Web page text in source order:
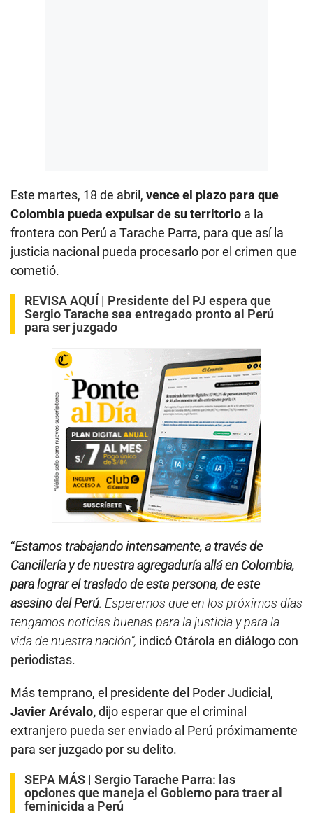
Este martes, 18 de abril, vence el plazo para que
Colombia pueda expulsar de su territorio a la
frontera con Perú a Tarache Parra, para que así la
justicia nacional pueda procesarlo por el crimen que
cometió.
REVISA AQUÍ | Presidente del PJ espera que
Sergio Tarache sea entregado pronto al Perú
para ser juzgado
“Estamos trabajando intensamente, a través de
Cancillería y de nuestra agregaduría allá en Colombia,
para lograr el traslado de esta persona, de este
asesino del Perú. Esperemos que en los próximos días
tengamos noticias buenas para la justicia y para la
vida de nuestra nación”, indicó Otárola en diálogo con
periodistas.
Más temprano, el presidente del Poder Judicial,
Javier Arévalo,dijo esperar que el criminal
extranjero pueda ser enviado al Perú próximamente
para ser juzgado por su delito.
SEPA MÁS | Sergio Tarache Parra: las
opciones que maneja el Gobierno para traer al
feminicida a Perú